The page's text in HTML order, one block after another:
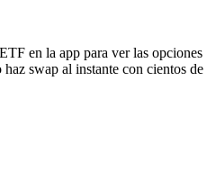
en la app para ver las opciones
swap al instante con cientos de